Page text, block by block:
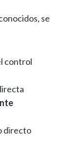
se
control
directo